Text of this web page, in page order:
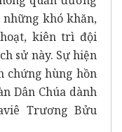
những khó khăn,
kiên trì đội
sử này. Sự hiện
chứng hùng hồn
Dân Chúa dành
Trương Bửu